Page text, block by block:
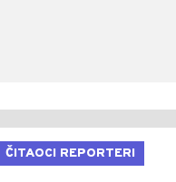
ČITAOCI REPORTERI